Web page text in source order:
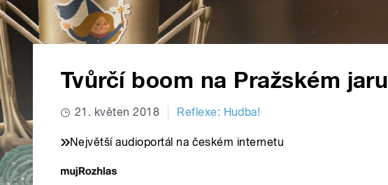
Tvůrčí boom na Pražském jaru
21. květen 2018 Reflexe: Hudba!
Největší audioportál na českém internetu